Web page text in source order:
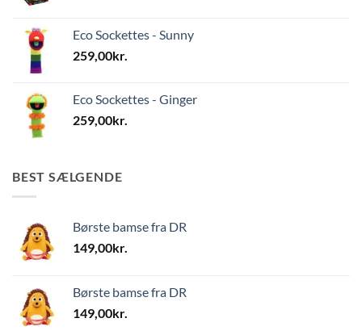
Eco Sockettes - Sunny
259,00kr.
Eco Sockettes - Ginger
259,00kr.
BEST SÆLGENDE
Børste bamse fra DR
149,00kr.
Børste bamse fra DR
149,00kr.